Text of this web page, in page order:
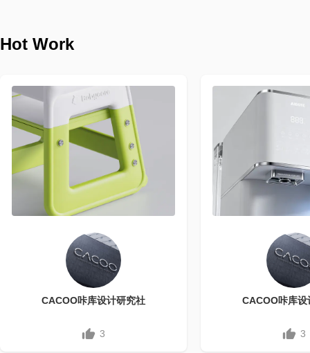
Hot Work
CACOO咔库设计研究社
3
CACOO咔库设
3